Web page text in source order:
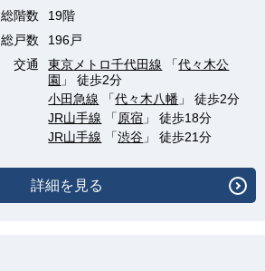
総階数
19階
総戸数
196戸
交通
東京メトロ千代田線 「代々木公
園 」 徒歩2分
小田急線 「代々木八幡 」 徒歩2分
JR山手線 「 原宿 」 徒歩18分
JR山手線 「渋谷 」 徒歩21分
詳細を見る